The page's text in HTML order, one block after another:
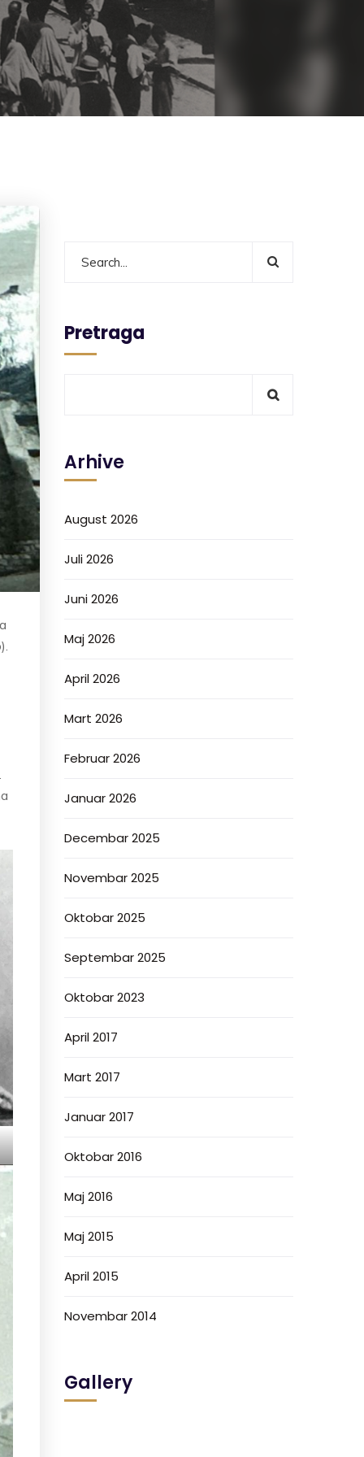
Pretraga
Arhive
August 2026
Juli 2026
Juni 2026
Maj 2026
April 2026
Mart 2026
Februar 2026
Januar 2026
Decembar 2025
Novembar 2025
Oktobar 2025
Septembar 2025
Oktobar 2023
April 2017
Mart 2017
Januar 2017
Oktobar 2016
Maj 2016
Maj 2015
April 2015
Novembar 2014
Gallery